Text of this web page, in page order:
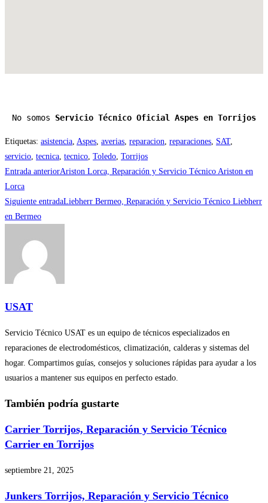
No somos Servicio Técnico Oficial Aspes en Torrijos
Etiquetas: asistencia, Aspes, averias, reparacion, reparaciones, SAT,
servicio, tecnica, tecnico, Toledo, Torrijos
Leer
más
artículos
Entrada anteriorAriston Lorca, Reparación y Servicio Técnico Ariston en
Lorca
Siguiente entradaLiebherr Bermeo, Reparación y Servicio Técnico Liebherr
en Bermeo
USAT
Servicio Técnico USAT es un equipo de técnicos especializados en
reparaciones de electrodomésticos, climatización, calderas y sistemas del
hogar. Compartimos guías, consejos y soluciones rápidas para ayudar a los
usuarios a mantener sus equipos en perfecto estado.
También podría gustarte
Carrier Torrijos, Reparación y Servicio Técnico
Carrier en Torrijos
septiembre 21, 2025
Junkers Torrijos, Reparación y Servicio Técnico